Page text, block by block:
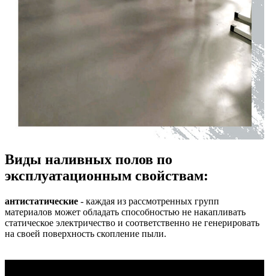
Виды наливных полов по
эксплуатационным свойствам:
антистатические - каждая из рассмотренных групп
материалов может обладать способностью не накапливать
статическое электричество и соответственно не генерировать
на своей поверхность скопление пыли.